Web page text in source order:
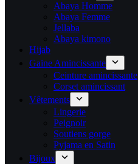
Abaya Homme
Abaya Femme
Jellaba
Abaya kimono
Hijab
Gaine Amincissante
Ceinture amincissante
Corset amincissant
Vêtements
Lingerie
Peignoir
Soutiens gorge
Pyjama en Satin
Bijoux